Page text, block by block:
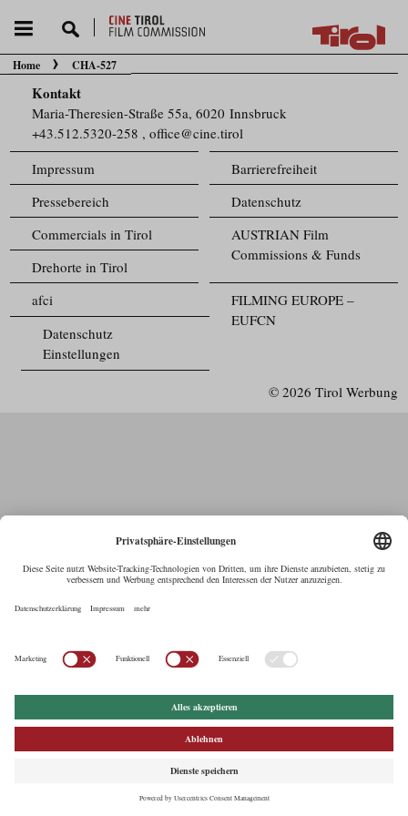
Sie befinden sich hier:
Home CHA-527
Kontakt
Maria-Theresien-Straße 55a, 6020 Innsbruck
+43.512.5320-258 ,office@cine.tirol
Impressum
Barrierefreiheit
Pressebereich
Datenschutz
Commercials in Tirol
AUSTRIAN Film
Commissions & Funds
Drehorte in Tirol
FILMING EUROPE –
EUFCN
afci
Datenschutz
Einstellungen
© 2026 Tirol Werbung